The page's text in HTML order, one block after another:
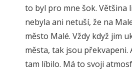
to byl pro mne šok. Většina
nebyla ani netuší, že na
město Malé. Vždy když jim
města, tak jsou překvapeni.
tam líbilo. Má to svoji